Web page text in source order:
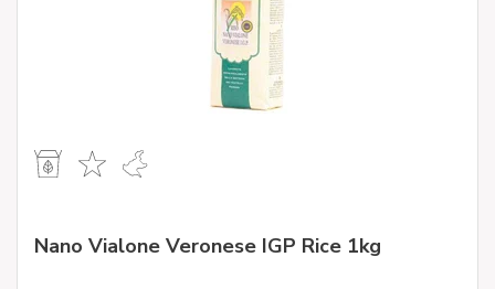
Nano Vialone Veronese IGP Rice 1kg